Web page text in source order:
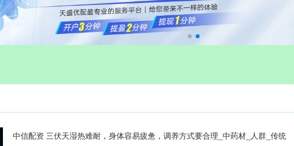
中信配资 三伏天湿热难耐，身体容易疲惫，调养方式要合理_中药材_人群_传统